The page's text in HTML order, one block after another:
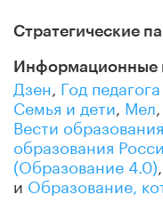
Стратегические
Информационные
Дзен Год
Семья и дети, Мел
Вести образования
образования
(Образование 4.0)
и Образование,